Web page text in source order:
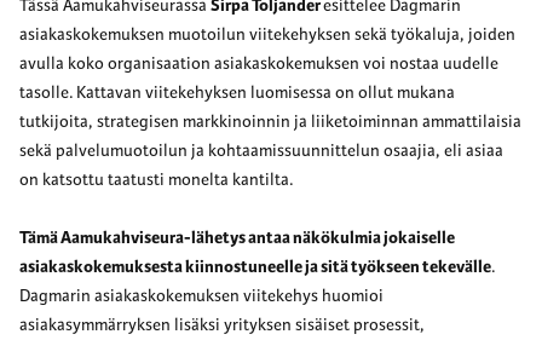
Tässä Aamukahviseurassa Sirpa Toljanderesittelee Dagmarin
asiakaskokemuksen muotoilun viitekehyksen sekä työkaluja, joiden
avulla koko organisaation asiakaskokemuksen voi nostaa uudelle
tasolle. Kattavan viitekehyksen luomisessa on ollut mukana
tutkijoita, strategisen markkinoinnin ja liiketoiminnan ammattilaisia
sekä palvelumuotoilun ja kohtaamissuunnittelun osaajia, eli asiaa
on katsottu taatusti monelta kantilta.
Tämä Aamukahviseura-lähetys antaa näkökulmia jokaiselle
asiakaskokemuksesta kiinnostuneelle ja sitä työkseen tekevälle.
Dagmarin asiakaskokemuksen viitekehys huomioi
asiakasymmärryksen lisäksi yrityksen sisäiset prosessit,